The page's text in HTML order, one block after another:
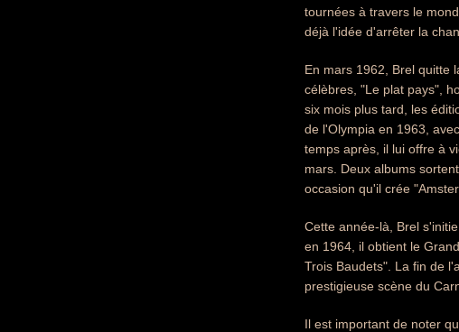
tournées à travers le
déjà l'idée d'arrêter la
En mars 1962, Brel quitte
célèbres, "Le plat pays",
six mois plus tard, les
de l'Olympia en 1963,
temps après, il lui offre à
mars. Deux albums
occasion qu'il crée
Cette année-là, Brel
en 1964, il obtient le
Trois Baudets". La fin de
prestigieuse scène du
Il est important de noter